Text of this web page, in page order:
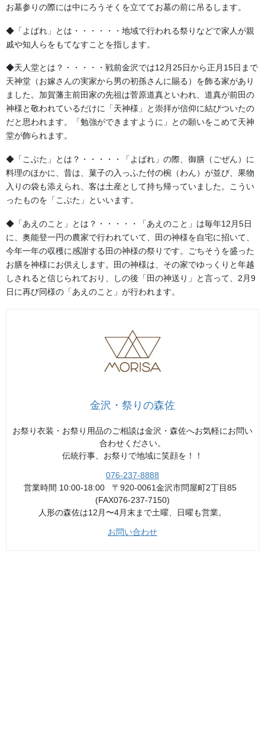
「石崎奉燈祭」
七尾市の石崎奉燈祭は能登の祭で「あばれ祭り」とともに、能登
キリコ祭りの双頭と言われています。８月の第一土曜におこなわ
れます。高さ１２ｍ、重さ２トンの巨大キリコが6基担ぎ出されま
す。狭い町内の路地を大勢の威勢のよい男衆がかけ声とお囃子で
練り歩くさまは、そのキリコのキシム音も伝わり見ている人々も
一体となり、担ぎあげ前に進み、ぎりぎりまで前に進み下ろした
で、床の間が道脇にあり祭りの客人をもてなし易く作られている
性の肌着である襦袢をひっかけて、顔には白粉を塗りたくった装
いをする地域があります。全国にも同じような地域があります。
どういう理由からでしょうか？あまりそのルーツを聞くことはあ
りません。知っている人がいれば是非、教えてください。
奥能登の珠洲一円でのキリコ祭りでは、若連中が「ドテラ」と呼
ばれる派手な衣装を着てキリコを担ぎます。色とりどりな柄は見
け」を付ける地域もあり、祭を一層に華やかにします。「どて
お墓参りの際には中にろうそくを立ててお墓の前に吊るします。
◆「よばれ」とは・・・・・・地域で行われる祭りなどで家人が親
戚や知人らをもてなすことを指します。
◆天人堂とは？・・・・・戦前金沢では12月25日から正月15日まで
天神堂（お嫁さんの実家から男の初孫さんに賜る）を飾る家があり
ました。加賀藩主前田家の先祖は菅原道真といわれ、道真が前田の
神様と敬われているだけに「天神様」と崇拝が信仰に結びついたの
だと思われます。「勉強ができますように」との願いをこめて天神
堂が飾られます。
◆「こぶた」とは？・・・・・「よばれ」の際、御膳（ごぜん）に
料理のほかに、昔は、菓子の入っふた付の椀（わん）が並び、果物
入りの袋も添えられ、客は土産として持ち帰っていました。こうい
ったものを「こぶた」といいます。
◆「あえのこと」とは？・・・・・「あえのこと」は毎年12月5日
に、奥能登一円の農家で行われていて、田の神様を自宅に招いて、
今年一年の収穫に感謝する田の神様の祭りです。ごちそうを盛った
お膳を神様にお供えします。田の神様は、その家でゆっくりと年越
しされると信じられており、しの後「田の神送り」と言って、2月9
日に再び同様の「あえのこと」が行われます。
金沢・祭りの森佐
お祭り衣装・お祭り用品のご相談は金沢・森佐へお気軽にお問い
合わせください。
伝統行事、お祭りで地域に笑顔を！！
076-237-8888
営業時間 10:00-18:00 〒920-0061金沢市問屋町2丁目85
(FAX076-237-7150)
人形の森佐は12月〜4月末まで土曜、日曜も営業。
お問い合わせ